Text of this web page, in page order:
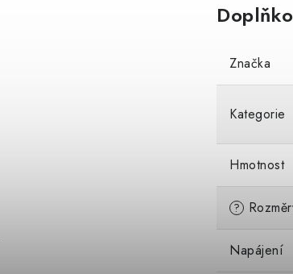
Značka
Kategorie
Hmotnost
?
Napájení